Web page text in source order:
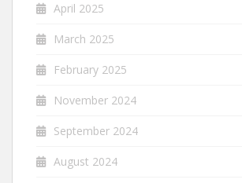
April 2025
March 2025
February 2025
November 2024
September 2024
August 2024